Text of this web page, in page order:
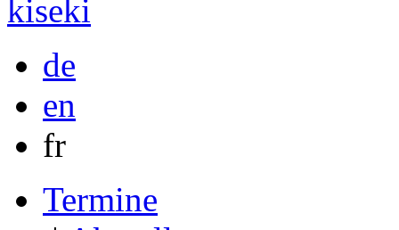
de
en
fr
Termine